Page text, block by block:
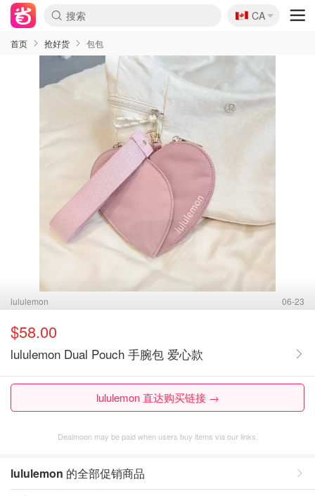
🇨🇦
CA
首页 抢好货 包包
lululemon 06-23
$58.00
lululemon Dual Pouch 手腕包 爱心款
lululemon 直达购买链接 →
Dealmoon may be paid when users buy items via our links.
lululemon 的全部促销商品